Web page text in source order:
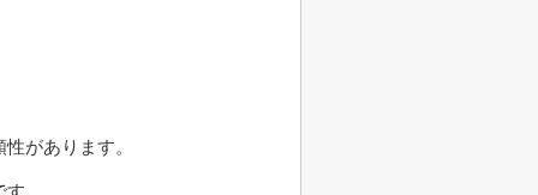
があります。
。